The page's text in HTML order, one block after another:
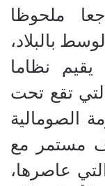
ملحوظا
بالبلاد،
نظاما
تقع تحت
الصومالية
مستمر مع
عاصرها،